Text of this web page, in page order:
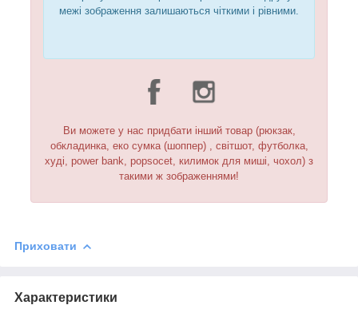
межі зображення залишаються чіткими і рівними.
Ви можете у нас придбати інший товар (рюкзак,
обкладинка, еко сумка (шоппер) , світшот, футболка,
худі, power bank, popsocet, килимок для миші, чохол) з
такими ж зображеннями!
Приховати
Характеристики